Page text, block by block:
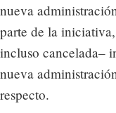
nueva
parte de la
incluso cancelada–
nueva
respecto.